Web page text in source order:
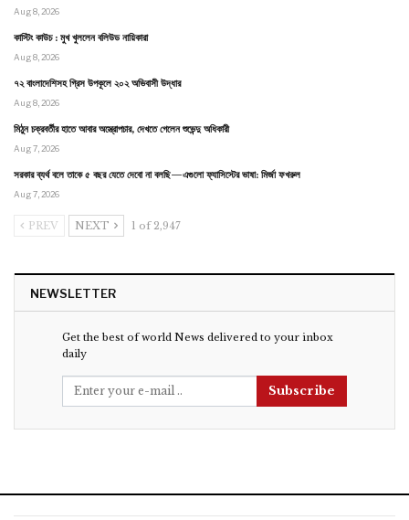
Aug 8, 2026
কাস্টিং কাউচ : মুখ খুললেন বলিউড নায়িকারা
Aug 8, 2026
৭২ বাংলাদেশিসহ গ্রিস উপকূলে ২০২ অভিবাসী উদ্ধার
Aug 8, 2026
মিঠুন চক্রবর্তীর হাতে আবার অস্ত্রোপচার, দেখতে গেলেন শুভেন্দু অধিকারী
Aug 7, 2026
সরকার ব্যর্থ বলে তাকে ৫ বছর যেতে দেবো না বলছি—এগুলো ফ্যাসিস্টের ভাষা: মির্জা ফখরুল
Aug 7, 2026
PREV NEXT 1 of 2,947
NEWSLETTER
Get the best of world News delivered to your inbox
daily
Subscribe